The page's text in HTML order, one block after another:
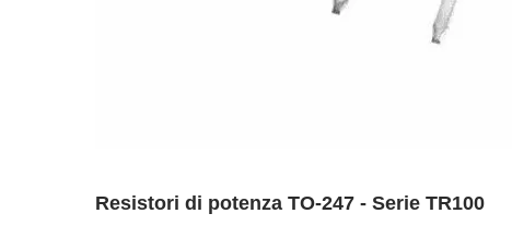
Resistori di potenza TO-247 - Serie TR100